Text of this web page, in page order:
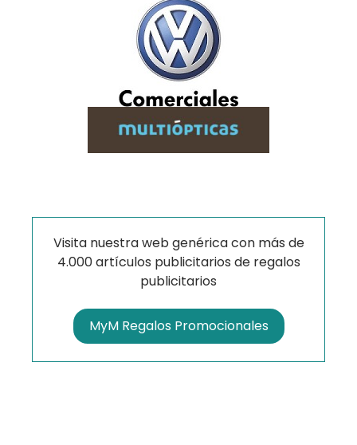
Visita nuestra web genérica con más de
4.000 artículos publicitarios de regalos
publicitarios
MyM Regalos Promocionales